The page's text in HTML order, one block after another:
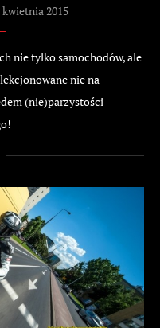
kwietnia 2015
nie tylko samochodów, ale
nie na
(nie)parzystości